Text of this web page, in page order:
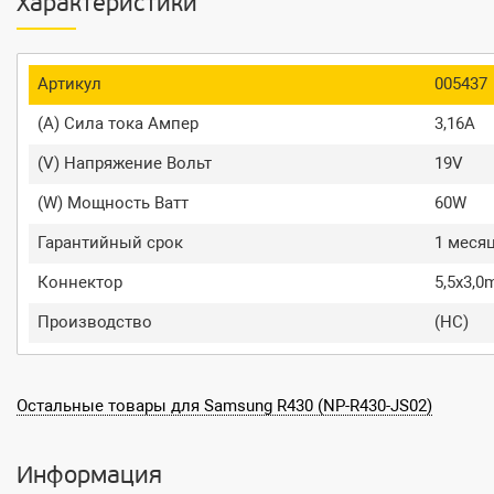
Характеристики
Артикул
005437
(A) Сила тока Ампер
3,16A
(V) Напряжение Вольт
19V
(W) Мощность Ватт
60W
Гарантийный срок
1
Коннектор
Производство
(HC)
Остальные товары для Samsung R430 (NP-R430-JS02)
Информация